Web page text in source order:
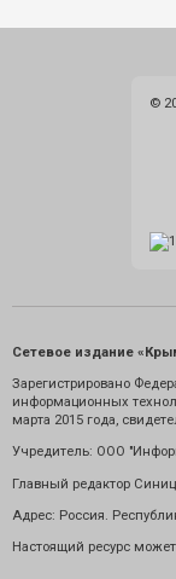
©
Сетевое издание
Зарегистрировано
информационных
марта 2015 года,
Учредитель: ООО
Главный редактор
Адрес: Россия.
Настоящий ресурс